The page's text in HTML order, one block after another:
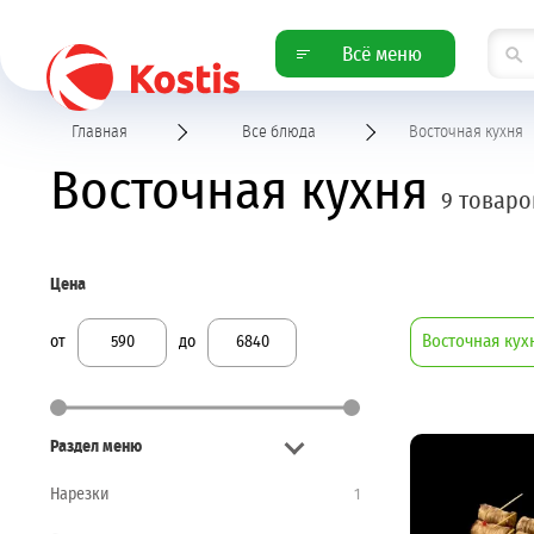
Всё меню
Главная Все блюда Восточная кухня
Восточная кухня 9
Цена
от до
Раздел меню
Нарезки 1
Восточная